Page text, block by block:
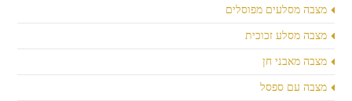
מצבה מסלעים מפוסלים
מצבה מסלע זכוכית
מצבה מאבני חן
מצבה עם ספסל